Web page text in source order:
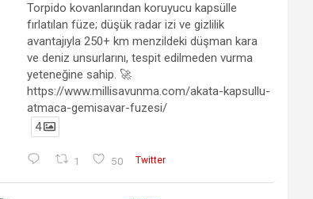
Torpido kovanlarından koruyucu kapsülle
fırlatılan füze; düşük radar izi ve gizlilik
avantajıyla 250+ km menzildeki düşman kara
ve deniz unsurlarını, tespit edilmeden vurma
yeteneğine sahip. 🚀
https://www.millisavunma.com/akata-kapsullu-
atmaca-gemisavar-fuzesi/
4
1 50 Twitter